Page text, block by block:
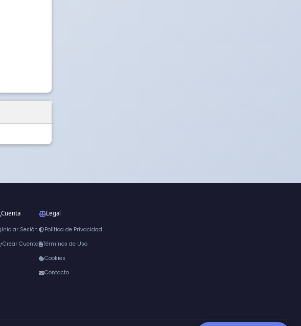
Cuenta
Iniciar Sesión
Crear Cuenta
Legal
Política de Privacidad
Términos de Uso
Cookies
Contacto